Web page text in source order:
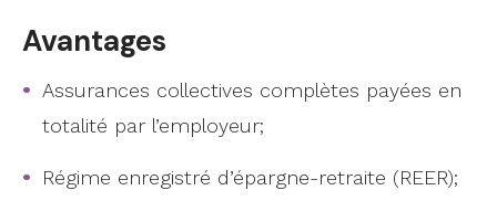
Avantages
Assurances collectives complètes payées en
totalité par l’employeur;
Régime enregistré d’épargne-retraite (REER);